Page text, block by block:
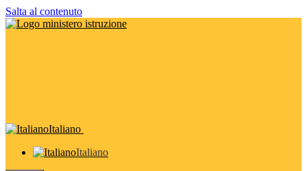
Salta al contenuto
Italiano
Italiano